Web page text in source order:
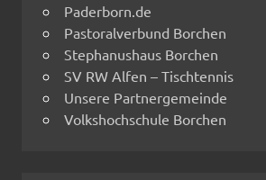
Paderborn.de
Pastoralverbund Borchen
Stephanushaus Borchen
SV RW Alfen – Tischtennis
Unsere Partnergemeinde
Volkshochschule Borchen